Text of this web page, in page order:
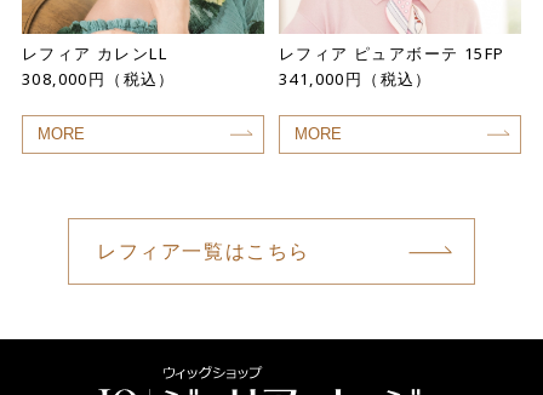
レフィア カレンLL
308,000円（税込）
MORE
レフィア ピュアボーテ 15FP
341,000円（税込）
MORE
レフィア一覧はこちら